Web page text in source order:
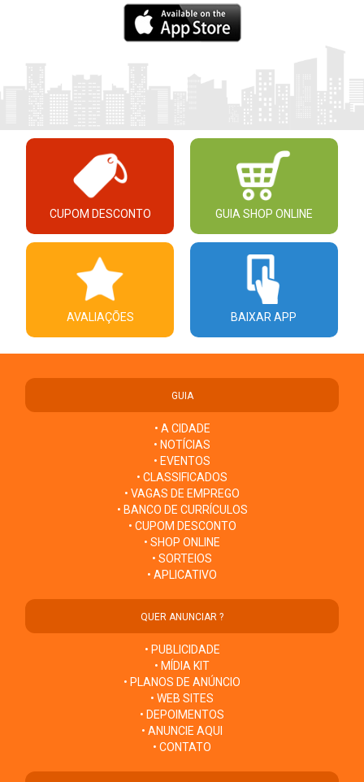
CUPOM DESCONTO GUIA SHOP ONLINE
AVALIAÇÕES BAIXAR APP
GUIA
• A CIDADE
• NOTÍCIAS
• EVENTOS
• CLASSIFICADOS
• VAGAS DE EMPREGO
• BANCO DE CURRÍCULOS
• CUPOM DESCONTO
• SHOP ONLINE
• SORTEIOS
• APLICATIVO
QUER ANUNCIAR ?
• PUBLICIDADE
• MÍDIA KIT
• PLANOS DE ANÚNCIO
• WEB SITES
• DEPOIMENTOS
• ANUNCIE AQUI
• CONTATO